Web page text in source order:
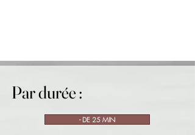
Par durée :
Par durée :
- DE 25 MIN